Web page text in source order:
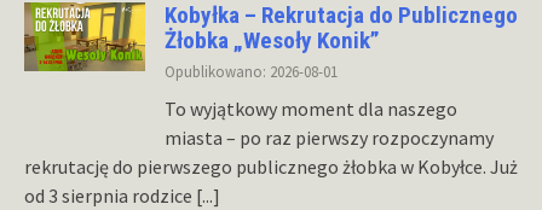
Kobyłka – Rekrutacja do Publicznego
Żłobka „Wesoły Konik”
Opublikowano: 2026-08-01
To wyjątkowy moment dla naszego
miasta – po raz pierwszy rozpoczynamy
rekrutację do pierwszego publicznego żłobka w Kobyłce. Już
od 3 sierpnia rodzice [...]